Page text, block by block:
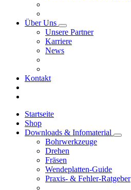
Über Uns
Unsere Partner
Karriere
News
Kontakt
Startseite
Shop
Downloads & Infomaterial
Bohrwerkzeuge
Drehen
Fräsen
Wendeplatten-Guide
Praxis- & Fehler-Ratgeber